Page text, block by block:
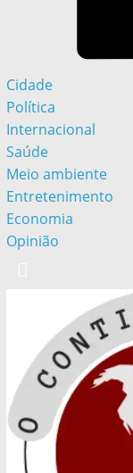
Cidade
Política
Internacional
Saúde
Meio ambiente
Entretenimento
Economia
Opinião